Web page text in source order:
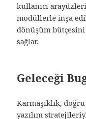
kullanıcı
modüllerle inşa
dönüşüm
sağlar.
Geleceği
Karmaşıklık,
yazılım